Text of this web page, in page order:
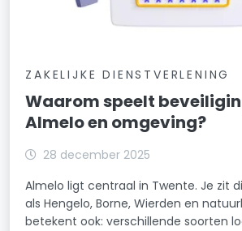
ZAKELIJKE DIENSTVERLENING
Waarom speelt
Almelo en omgeving?
28 december 2025
Almelo ligt centraal in Twente. Je zit
als Hengelo, Borne, Wierden en
betekent ook: verschillende soorten